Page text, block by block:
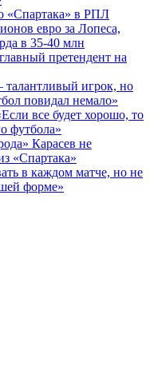
«Спартака» в РПЛ
евро за Лопеса,
в 35-40 млн
претендент на
игрок, но
повидал немало»
все будет хорошо, то
футбола»
Карасев не
«Спартака»
в каждом матче, но не
форме»